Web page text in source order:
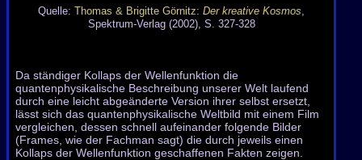
Quelle: Thomas & Brigitte Görnitz: Der kreative Kosmos,
Spektrum-Verlag (2002), S. 327-328
Da ständiger Kollaps der Wellenfunktion die
quantenphysikalische Beschreibung unserer Welt laufend
durch eine leicht abgeänderte Version ihrer selbst ersetzt,
lässt sich das quantenphysikalische Weltbild mit einem Film
vergleichen, dessen schnell aufeinander folgende Bilder
(Frames, wie der Fachman sagt) die durch jeweils einen
Kollaps der Wellenfunktion geschaffenen Fakten zeigen.